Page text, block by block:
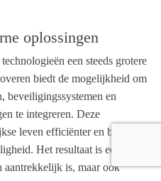
oplossingen
een steeds grotere
biedt de mogelijkheid om
beveiligingssystemen en
te integreren. Deze
leven efficiënter en bieden
Het resultaat is een
aantrekkelijk is, maar ook